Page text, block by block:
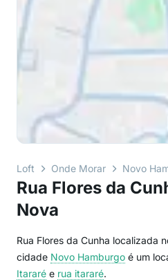
Loft Onde Morar Novo
Rua Flores da
Nova
Rua Flores da Cunha localizada
cidade Novo Hamburgo é um
Itararé e rua itararé.